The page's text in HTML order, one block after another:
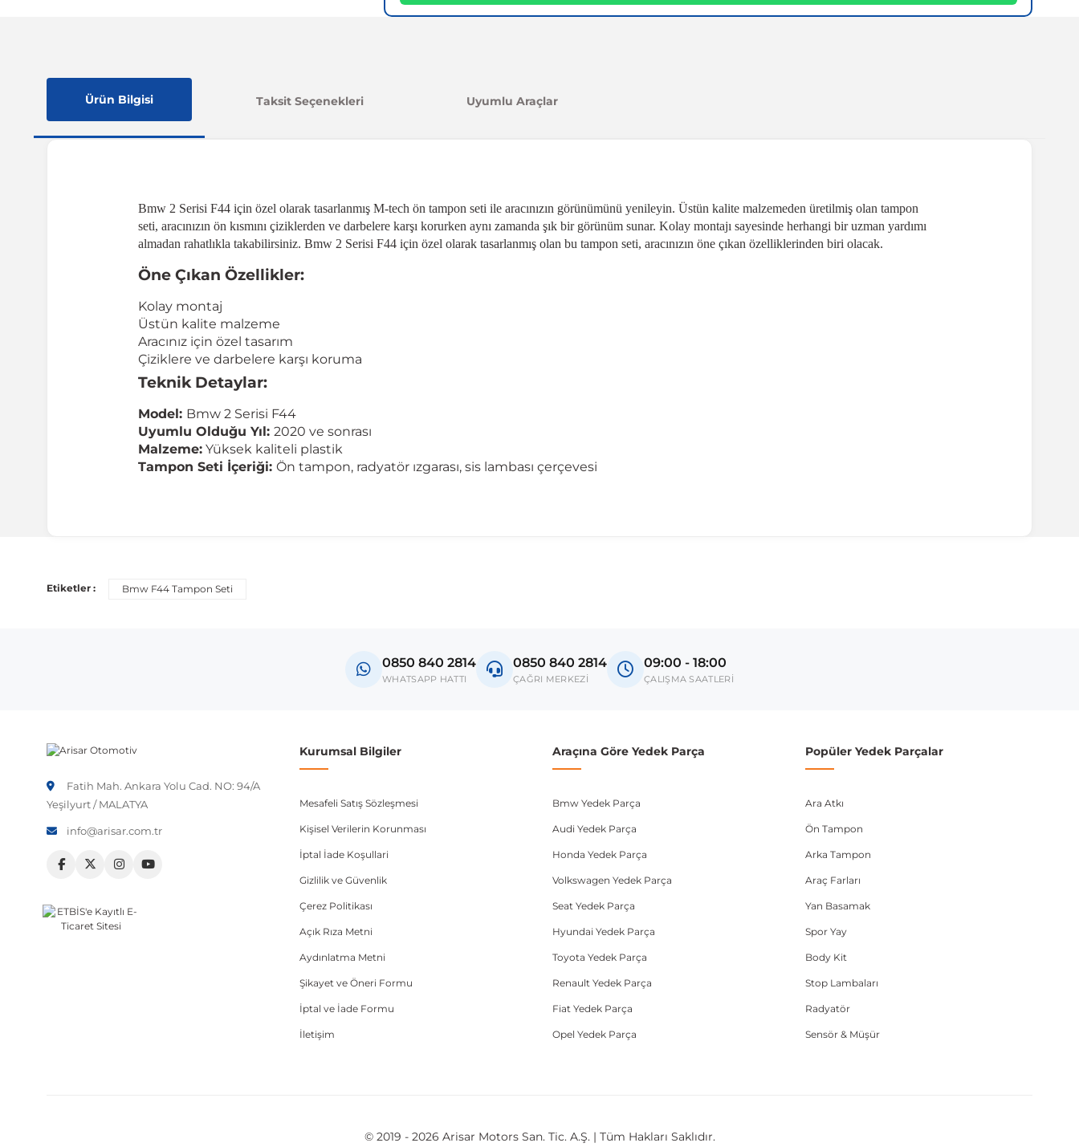
Ürün Bilgisi Taksit Seçenekleri Uyumlu Araçlar
Bmw 2 Serisi F44 için özel olarak tasarlanmış M-tech ön tampon seti ile aracınızın görünümünü yenileyin. Üstün kalite malzemeden üretilmiş olan tampon
seti, aracınızın ön kısmını çiziklerden ve darbelere karşı korurken aynı zamanda şık bir görünüm sunar. Kolay montajı sayesinde herhangi bir uzman yardımı
almadan rahatlıkla takabilirsiniz. Bmw 2 Serisi F44 için özel olarak tasarlanmış olan bu tampon seti, aracınızın öne çıkan özelliklerinden biri olacak.
Öne Çıkan Özellikler:
Kolay montaj
Üstün kalite malzeme
Aracınız için özel tasarım
Çiziklere ve darbelere karşı koruma
Teknik Detaylar:
Model: Bmw 2 Serisi F44
Uyumlu Olduğu Yıl: 2020 ve sonrası
Malzeme: Yüksek kaliteli plastik
Tampon Seti İçeriği: Ön tampon, radyatör ızgarası, sis lambası çerçevesi
Araç üreticileri aynı model yılı içerisinde farklı donanım ve kasa tipleri kullanabilmektedir. Sipariş vermeden önce OEM numarası veya şasi numarası ile uyumluluğu kontrol
Etiketler : Bmw F44 Tampon Seti
0850 840 2814
WHATSAPP HATTI
0850 840 2814
ÇAĞRI MERKEZİ
09:00 - 18:00
ÇALIŞMA SAATLERİ
Fatih Mah. Ankara Yolu Cad. NO: 94/A
Yeşilyurt / MALATYA
info@arisar.com.tr
Kurumsal Bilgiler
Mesafeli Satış Sözleşmesi
Kişisel Verilerin Korunması
İptal İade Koşullari
Gizlilik ve Güvenlik
Çerez Politikası
Açık Rıza Metni
Aydınlatma Metni
Şikayet ve Öneri Formu
İptal ve İade Formu
İletişim
Araçına Göre Yedek Parça
Bmw Yedek Parça
Audi Yedek Parça
Honda Yedek Parça
Volkswagen Yedek Parça
Seat Yedek Parça
Hyundai Yedek Parça
Toyota Yedek Parça
Renault Yedek Parça
Fiat Yedek Parça
Opel Yedek Parça
Popüler Yedek Parçalar
Ara Atkı
Ön Tampon
Arka Tampon
Araç Farları
Yan Basamak
Spor Yay
Body Kit
Stop Lambaları
Radyatör
Sensör & Müşür
© 2019 - 2026 Arisar Motors San. Tic. A.Ş. | Tüm Hakları Saklıdır.